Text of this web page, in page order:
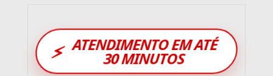
⚡ ATENDIMENTO EM ATÉ
30 MINUTOS